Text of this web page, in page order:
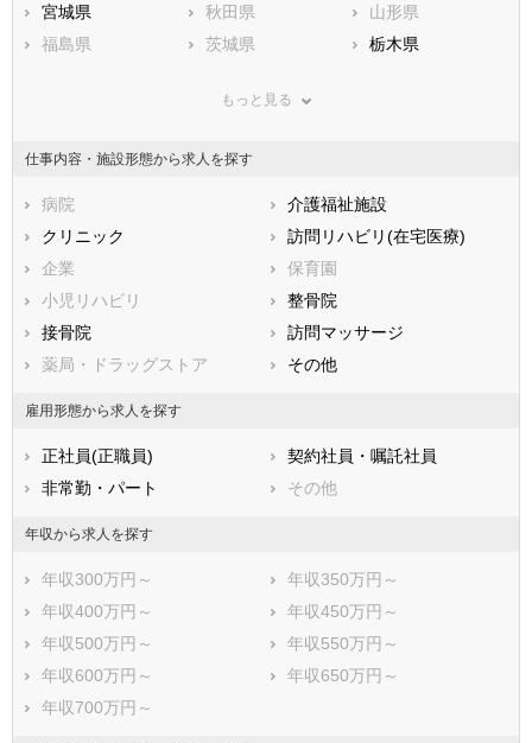
宮城県
秋田県
山形県
福島県
茨城県
栃木県
神奈川県
石川県
福井県
静岡県
三重県
滋賀県
大阪府
兵庫県
鳥取県
広島県
徳島県
香川県
愛媛県
鹿児島県
もっと見る
仕事内容・施設形態から求人を探す
病院
介護福祉施設
クリニック
訪問リハビリ(在宅医療)
企業
保育園
小児リハビリ
整骨院
接骨院
訪問マッサージ
薬局・ドラッグストア
その他
雇用形態から求人を探す
正社員(正職員)
契約社員・嘱託社員
非常勤・パート
その他
年収から求人を探す
年収300万円～
年収350万円～
年収400万円～
年収450万円～
年収500万円～
年収550万円～
年収600万円～
年収650万円～
年収700万円～